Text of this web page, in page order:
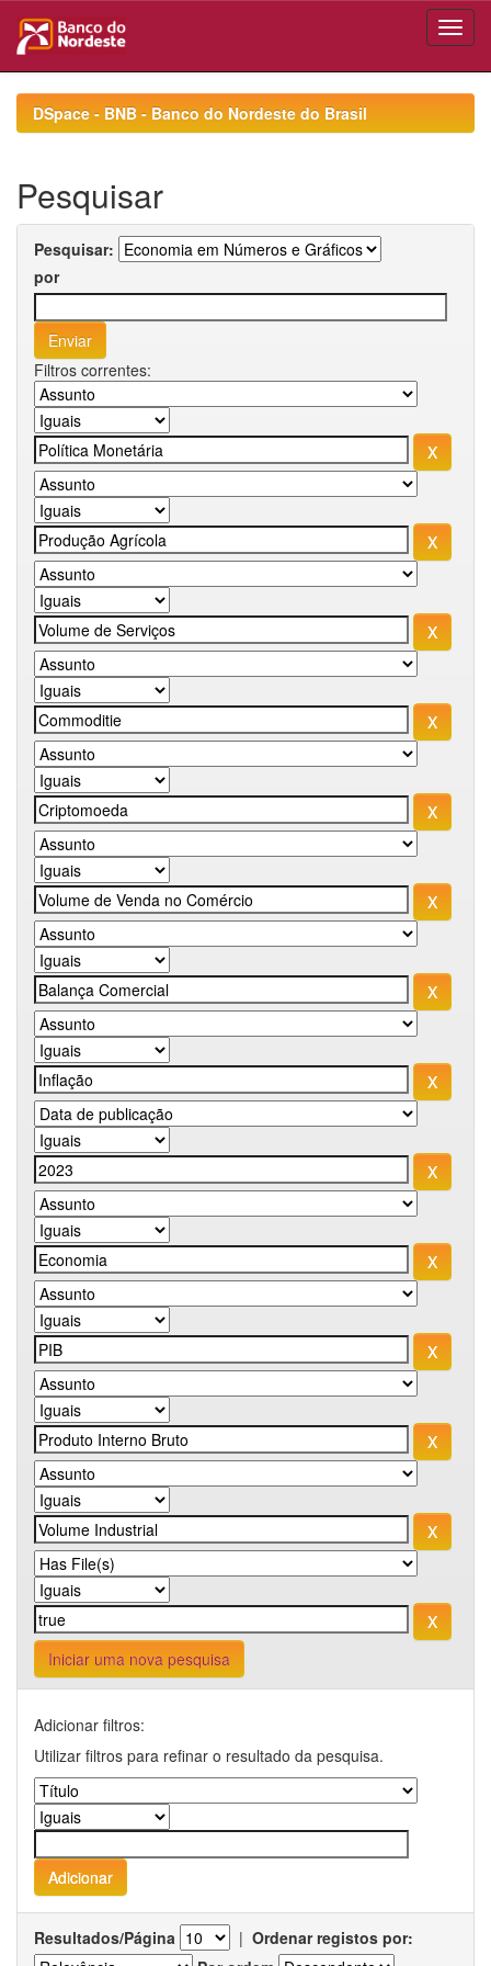
navigationDSpace - BNB - Banco do Nordeste do Brasil
Pesquisar
Pesquisar:
por
Filtros correntes:
Iniciar uma nova pesquisa
Adicionar filtros:
Utilizar filtros para refinar o resultado da pesquisa.
Resultados/Página | Ordenar registos por: